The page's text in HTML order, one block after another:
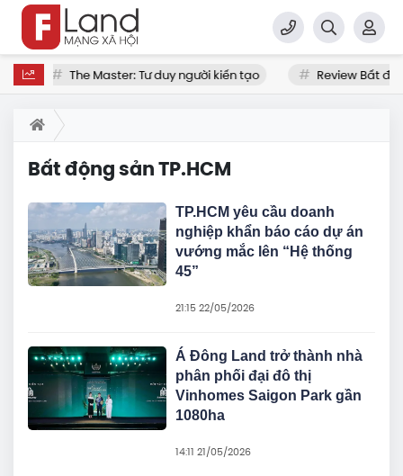
The Master: Tư duy người kiến tạo Review Bất
Bất động sản TP.HCM
TP.HCM yêu cầu doanh
nghiệp khẩn báo cáo dự án
vướng mắc lên “Hệ thống
45”
21:15 22/05/2026
Á Đông Land trở thành nhà
phân phối đại đô thị
Vinhomes Saigon Park gần
1080ha
14:11 21/05/2026